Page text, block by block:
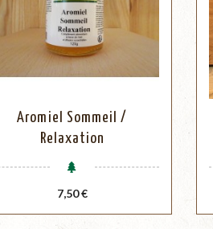
Aromiel Sommeil /
Relaxation
Prix
7,50 €